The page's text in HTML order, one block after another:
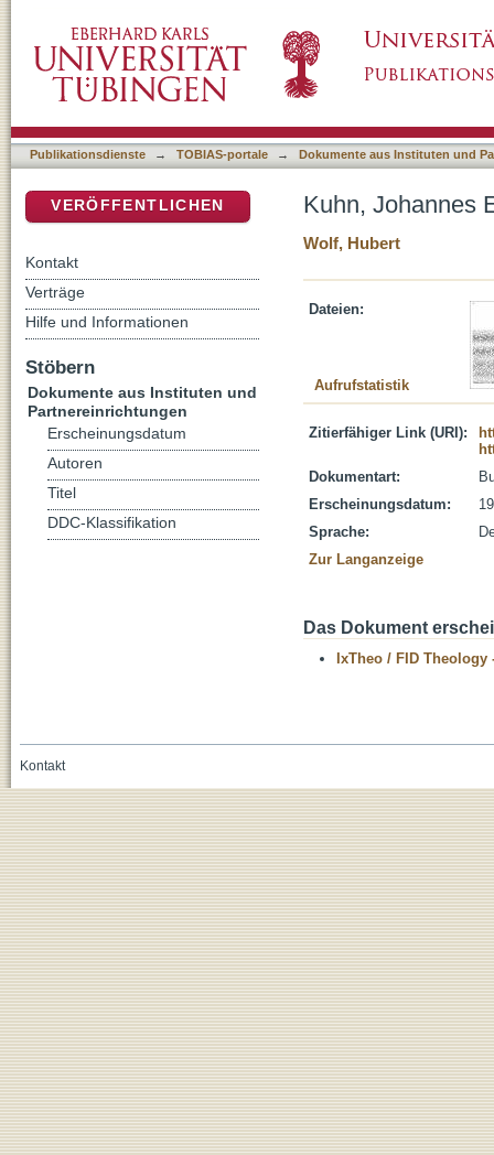
Publikationsdienste → TOBIAS-portale → Dokumente aus Instituten und
Kuhn, Johannes
Wolf, Hubert
Dateien:
Aufrufstatistik
Zitierfähiger Link (URI):
Dokumentart:
Erscheinungsdatum:
Sprache:
Zur Langanzeige
Das Dokument
IxTheo / FID Theology
VERÖFFENTLICHEN
Kontakt
Verträge
Hilfe und Informationen
Stöbern
Dokumente aus Instituten und
Partnereinrichtungen
Erscheinungsdatum
Autoren
Titel
DDC-Klassifikation
Kontakt